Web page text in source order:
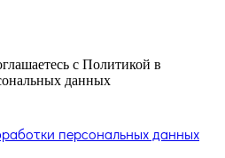
с Политикой в
данных
персональных данных